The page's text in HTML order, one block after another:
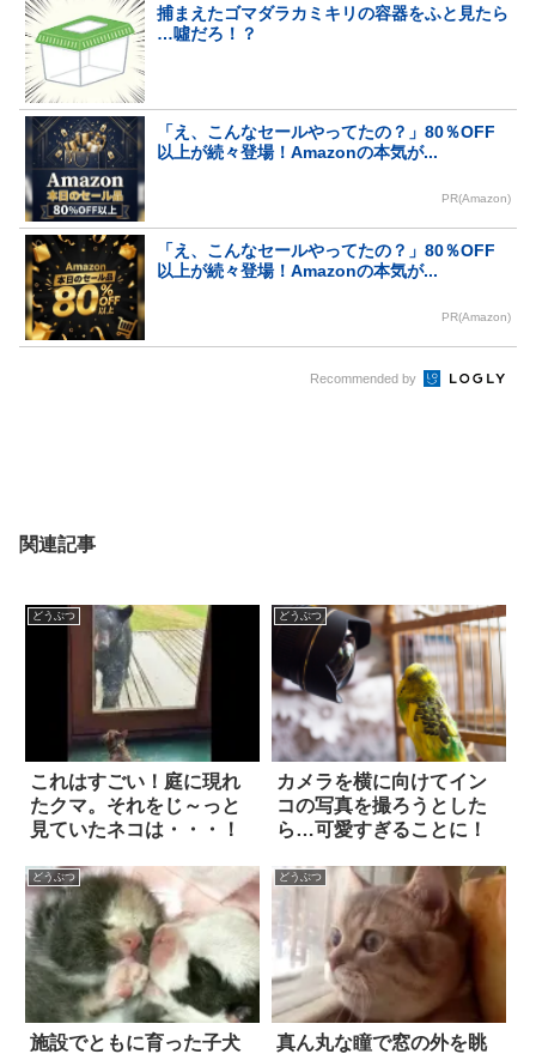
捕まえたゴマダラカミキリの容器をふと見たら
…噓だろ！？
「え、こんなセールやってたの？」80％OFF
以上が続々登場！Amazonの本気が...
PR(Amazon)
「え、こんなセールやってたの？」80％OFF
以上が続々登場！Amazonの本気が...
PR(Amazon)
Recommended by
関連記事
どうぶつ
これはすごい！庭に現れ
たクマ。それをじ～っと
見ていたネコは・・・！
どうぶつ
カメラを横に向けてイン
コの写真を撮ろうとした
ら…可愛すぎることに！
どうぶつ
施設でともに育った子犬
どうぶつ
真ん丸な瞳で窓の外を眺